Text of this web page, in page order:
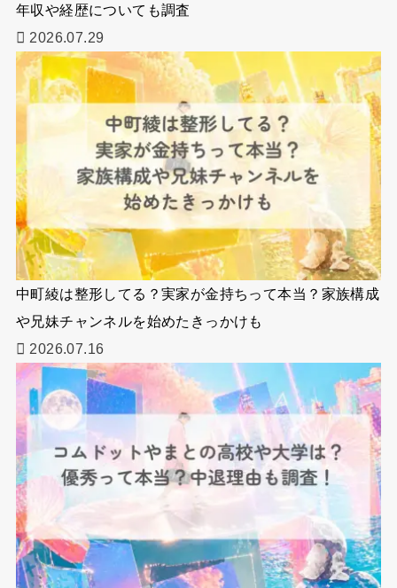
年収や経歴についても調査
2026.07.29
中町綾は整形してる？実家が金持ちって本当？家族構成
や兄妹チャンネルを始めたきっかけも
2026.07.16